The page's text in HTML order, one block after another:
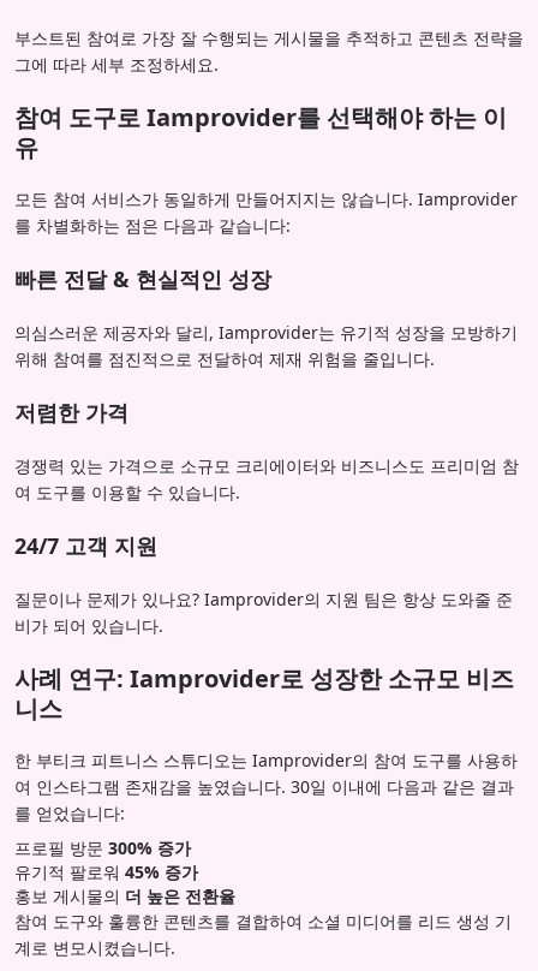
부스트된 참여로 가장 잘 수행되는 게시물을 추적하고 콘텐츠 전략을
그에 따라 세부 조정하세요.
참여 도구로 Iamprovider를 선택해야 하는 이
유
모든 참여 서비스가 동일하게 만들어지지는 않습니다. Iamprovider
를 차별화하는 점은 다음과 같습니다:
빠른 전달 & 현실적인 성장
의심스러운 제공자와 달리, Iamprovider는 유기적 성장을 모방하기
위해 참여를 점진적으로 전달하여 제재 위험을 줄입니다.
저렴한 가격
경쟁력 있는 가격으로 소규모 크리에이터와 비즈니스도 프리미엄 참
여 도구를 이용할 수 있습니다.
24/7 고객 지원
질문이나 문제가 있나요? Iamprovider의 지원 팀은 항상 도와줄 준
비가 되어 있습니다.
사례 연구: Iamprovider로 성장한 소규모 비즈
니스
한 부티크 피트니스 스튜디오는 Iamprovider의 참여 도구를 사용하
여 인스타그램 존재감을 높였습니다. 30일 이내에 다음과 같은 결과
를 얻었습니다:
프로필 방문 300% 증가
유기적 팔로워 45% 증가
홍보 게시물의 더 높은 전환율
참여 도구와 훌륭한 콘텐츠를 결합하여 소셜 미디어를 리드 생성 기
계로 변모시켰습니다.